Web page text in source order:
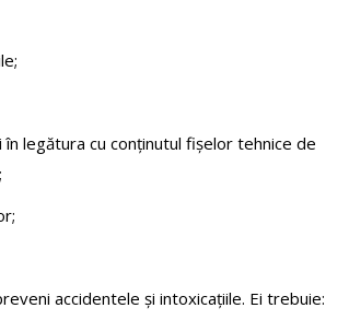
legătura cu conținutul fișelor tehnice de
accidentele și intoxicațiile. Ei trebuie: